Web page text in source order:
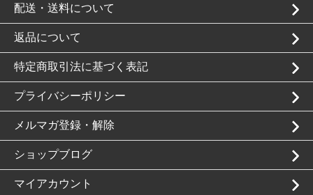
配送・送料について
返品について
特定商取引法に基づく表記
プライバシーポリシー
メルマガ登録・解除
ショップブログ
マイアカウント